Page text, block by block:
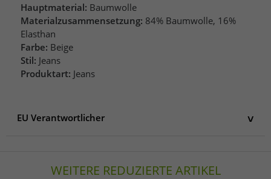
Hauptmaterial: Baumwolle
Materialzusammensetzung: 84% Baumwolle, 16%
Elasthan
Farbe: Beige
Stil: Jeans
Produktart: Jeans
EU Verantwortlicher
Corso Buenos Aires 20
WEITERE REDUZIERTE ARTIKEL